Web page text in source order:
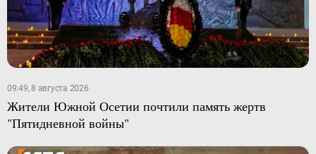
09:49, 8 августа 2026
Жители Южной Осетии почтили память жертв
"Пятидневной войны"